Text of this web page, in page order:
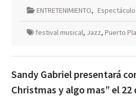
ENTRETENIMIENTO, Espectáculo
festival musical, Jazz, Puerto
Sandy Gabriel presentará
Christmas y algo mas” el